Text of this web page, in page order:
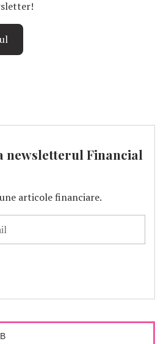
newsletterul Financial
articole financiare.